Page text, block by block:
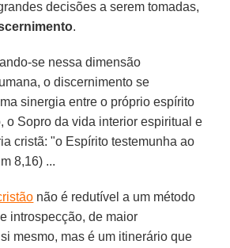
decisões a serem tomadas,
.
se nessa dimensão
o discernimento se
sinergia entre o próprio espírito
o Sopro da vida interior espiritual e
cristã: "o Espírito testemunha ao
8,16) ...
não é redutível a um método
introspecção, de maior
mesmo, mas é um itinerário que